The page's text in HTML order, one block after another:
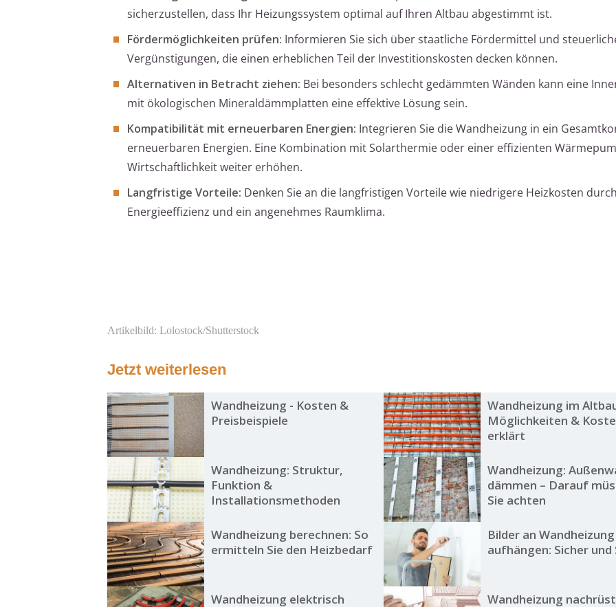
sicherzustellen, dass Ihr Heizungssystem optimal auf Ihren Altbau abgestimmt ist.
Fördermöglichkeiten prüfen: Informieren Sie sich über staatliche Fördermittel und
Vergünstigungen, die einen erheblichen Teil der Investitionskosten decken können.
Alternativen in Betracht ziehen: Bei besonders schlecht gedämmten Wänden kann eine
mit ökologischen Mineraldämmplatten eine effektive Lösung sein.
Kompatibilität mit erneuerbaren Energien: Integrieren Sie die Wandheizung in ein
erneuerbaren Energien. Eine Kombination mit Solarthermie oder einer effizienten
Wirtschaftlichkeit weiter erhöhen.
Langfristige Vorteile: Denken Sie an die langfristigen Vorteile wie niedrigere Heizkosten
Energieeffizienz und ein angenehmes Raumklima.
Artikelbild: Lolostock/Shutterstock
Jetzt weiterlesen
Wandheizung - Kosten &
Preisbeispiele
Wandheizung im
Möglichkeiten &
erklärt
Wandheizung: Struktur,
Funktion &
Installationsmethoden
Wandheizung:
dämmen – Darauf
Sie achten
Wandheizung berechnen: So
ermitteln Sie den Heizbedarf
Bilder an Wandheizung
aufhängen: Sicher und
Wandheizung elektrisch
Wandheizung